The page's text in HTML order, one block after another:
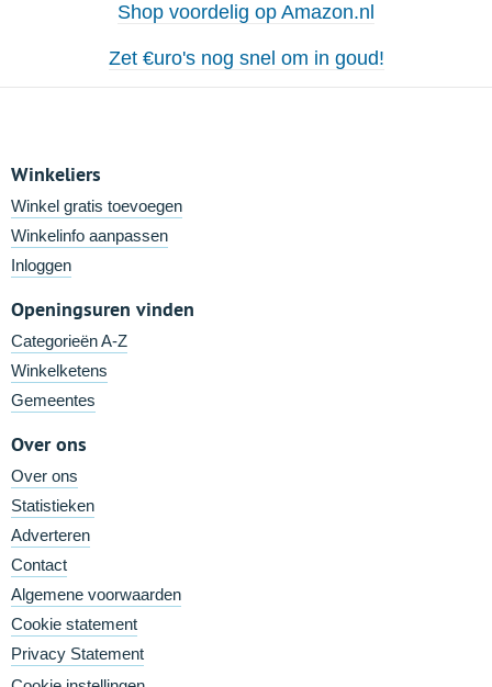
Shop voordelig op Amazon.nl
Zet €uro's nog snel om in goud!
Winkeliers
Winkel gratis toevoegen
Winkelinfo aanpassen
Inloggen
Openingsuren vinden
Categorieën A-Z
Winkelketens
Gemeentes
Over ons
Over ons
Statistieken
Adverteren
Contact
Algemene voorwaarden
Cookie statement
Privacy Statement